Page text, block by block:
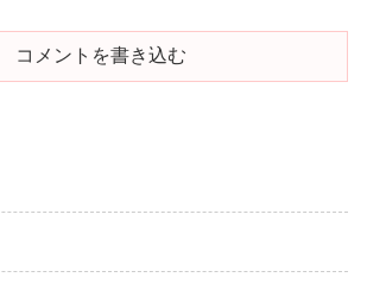
コメントを書き込む